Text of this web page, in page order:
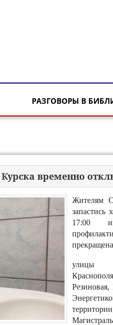
РАЗГОВОРЫ В
временно
Жителям
запастись
17:00
улицы